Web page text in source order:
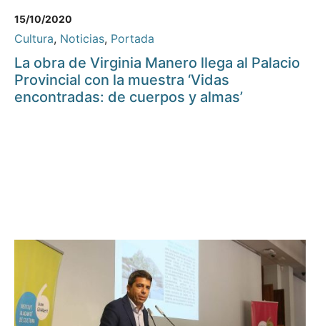
15/10/2020
Cultura, Noticias, Portada
La obra de Virginia Manero llega al Palacio
Provincial con la muestra ‘Vidas
encontradas: de cuerpos y almas’